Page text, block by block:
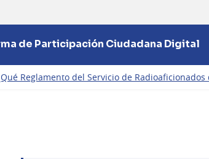
de Participación Ciudadana Digital
Reglamento del Servicio de Radioaficionados